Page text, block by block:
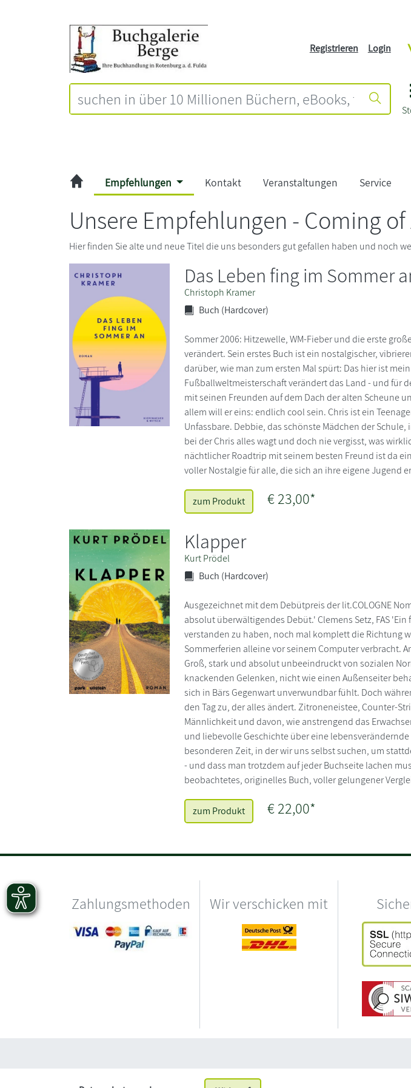
Registrieren Login
Empfehlungen Kontakt Veranstaltungen Service
Unsere Empfehlungen - Coming of
Hier finden Sie alte und neue Titel die uns besonders gut gefallen haben und noch
Das Leben fing im Sommer
Christoph Kramer
Buch (Hardcover)
Sommer 2006: Hitzewelle, WM-Fieber und die erste
verändert. Sein erstes Buch ist ein nostalgischer,
darüber, wie man zum ersten Mal spürt: Das hier ist
Fußballweltmeisterschaft verändert das Land - und für
mit seinen Freunden auf dem Dach der alten Scheune
allem will er eins: endlich cool sein. Chris ist ein
Unfassbare. Debbie, das schönste Mädchen der
bei der Chris alles wagt und doch nie vergisst, was
nächtlicher Roadtrip mit seinem besten Freund ist da
voller Nostalgie für alle, die sich an ihre eigene Jugend
zum Produkt € 23,00*
Klapper
Kurt Prödel
Buch (Hardcover)
Ausgezeichnet mit dem Debütpreis der lit.COLOGNE
absolut überwältigendes Debüt.' Clemens Setz, FAS
verstanden zu haben, noch mal komplett die Richtung
Sommerferien alleine vor seinem Computer verbracht.
Groß, stark und absolut unbeeindruckt von sozialen
knackenden Gelenken, nicht wie einen Außenseiter
sich in Bärs Gegenwart unverwundbar fühlt. Doch
den Tag zu, der alles ändert. Zitroneneistee, Counter-
Männlichkeit und davon, wie anstrengend das
und liebevolle Geschichte über eine
besonderen Zeit, in der wir uns selbst suchen, um
- und dass man trotzdem auf jeder Buchseite lachen
beobachtetes, originelles Buch, voller gelungener
zum Produkt € 22,00*
Zahlungsmethoden Wir verschicken mit